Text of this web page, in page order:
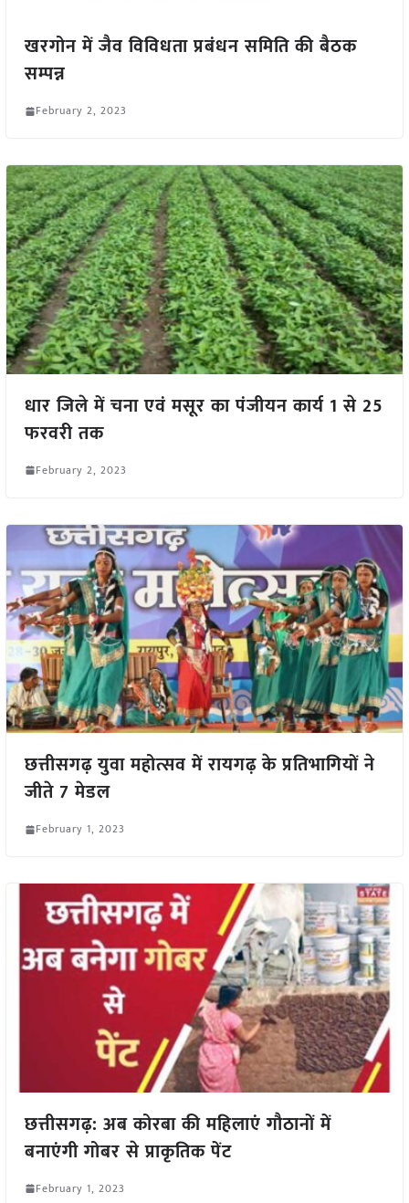
खरगोन में जैव विविधता प्रबंधन समिति की बैठक
सम्पन्न
February 2, 2023
धार जिले में चना एवं मसूर का पंजीयन कार्य 1 से 25
फरवरी तक
February 2, 2023
छत्तीसगढ़ युवा महोत्सव में रायगढ़ के प्रतिभागियों ने
जीते 7 मेडल
February 1, 2023
छत्तीसगढ़: अब कोरबा की महिलाएं गौठानों में
बनाएंगी गोबर से प्राकृतिक पेंट
February 1, 2023